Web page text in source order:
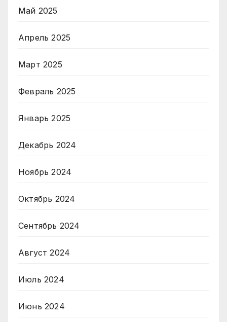
Май 2025
Апрель 2025
Март 2025
Февраль 2025
Январь 2025
Декабрь 2024
Ноябрь 2024
Октябрь 2024
Сентябрь 2024
Август 2024
Июль 2024
Июнь 2024